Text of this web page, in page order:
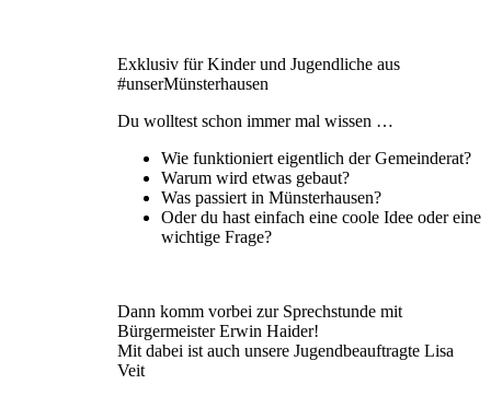
Exklusiv für Kinder und Jugendliche aus
#unserMünsterhausen
Du wolltest schon immer mal wissen …
Wie funktioniert eigentlich der Gemeinderat?
Warum wird etwas gebaut?
Was passiert in Münsterhausen?
Oder du hast einfach eine coole Idee oder eine
wichtige Frage?
Dann komm vorbei zur Sprechstunde mit
Bürgermeister Erwin Haider!
Mit dabei ist auch unsere Jugendbeauftragte Lisa
Veit